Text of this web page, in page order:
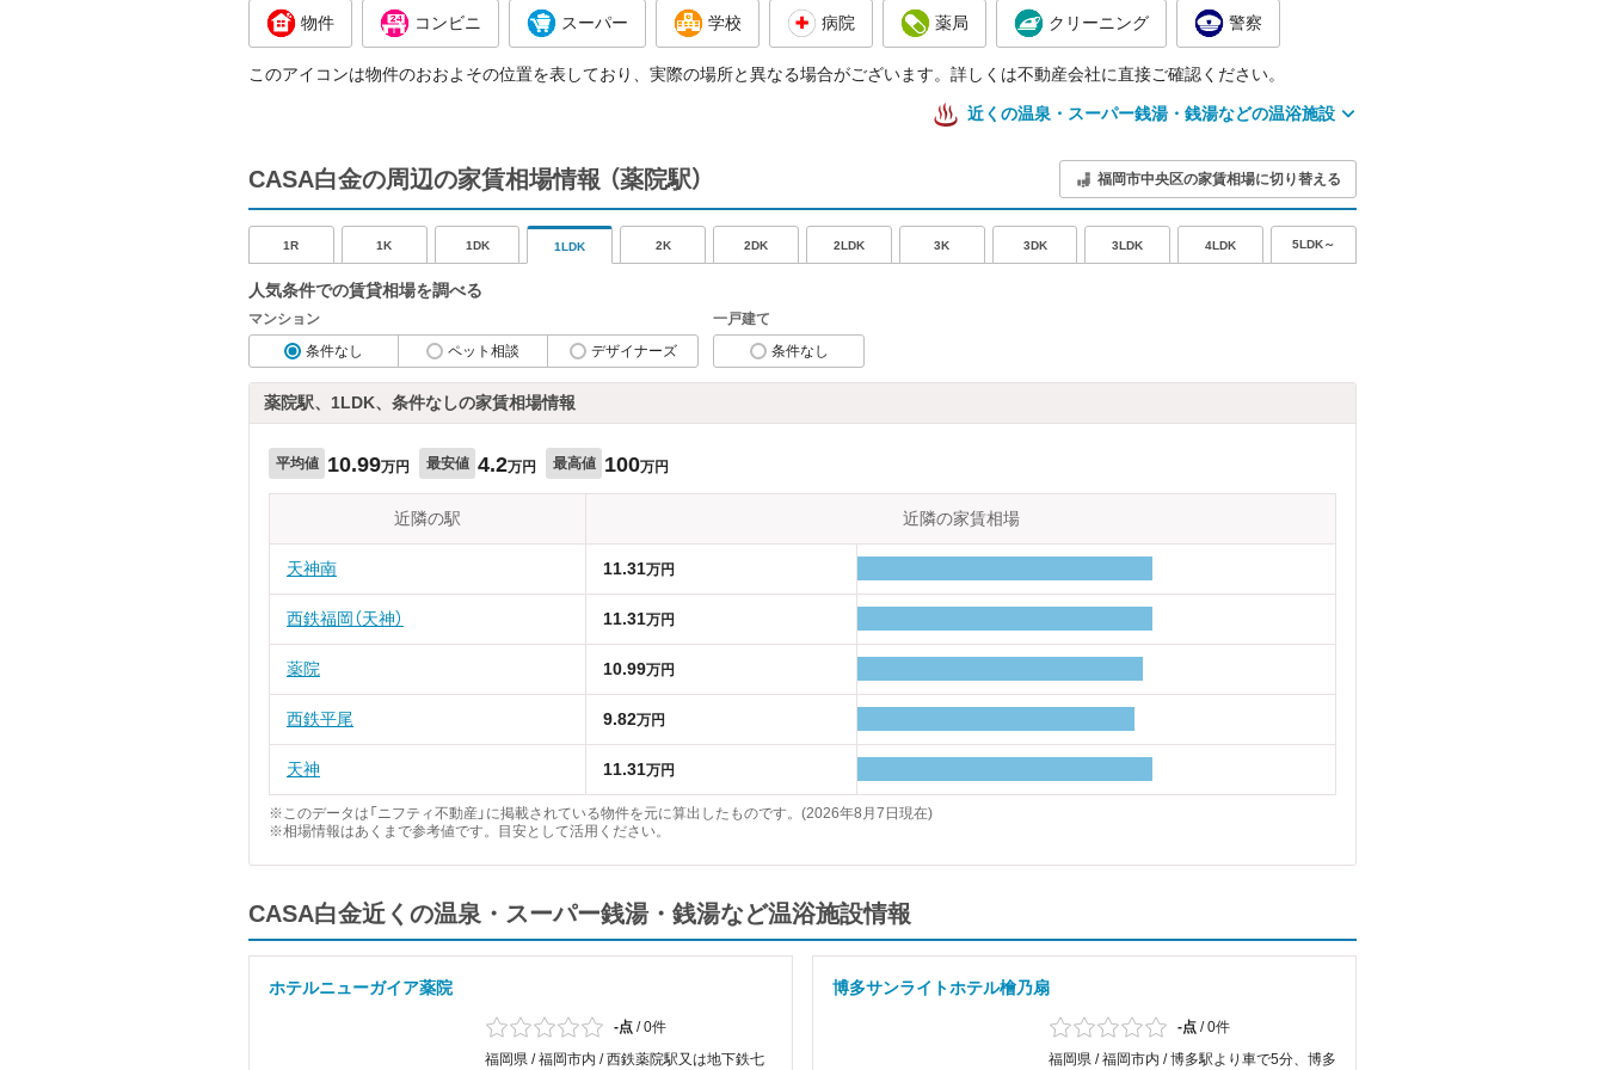
物件 コンビニ スーパー 学校 病院 薬局 クリーニング 警察
このアイコンは物件のおおよその位置を表しており、実際の場所と異なる場合がございます。詳しくは不動産会社に直接ご確認ください。
近くの温泉・スーパー銭湯・銭湯などの温浴施設
CASA白金の周辺の家賃相場情報 （薬院駅） 福岡市中央区の家賃相場に切り替える
1R 1K 1DK 1LDK 2K 2DK 2LDK 3K 3DK 3LDK 4LDK 5LDK～
人気条件での賃貸相場を調べる
マンション
条件なし
ペット相談 デザイナーズ
一戸建て
条件なし
薬院駅、1LDK、条件なしの家賃相場情報
平均値 10.99万円 最安値 4.2万円 最高値 100万円
近隣の駅 近隣の家賃相場
天神南 11.31万円
西鉄福岡（天神） 11.31万円
薬院 10.99万円
西鉄平尾 9.82万円
天神 11.31万円
※このデータは「ニフティ不動産」に掲載されている物件を元に算出したものです。(2026年8月7日現在)
※相場情報はあくまで参考値です。目安として活用ください。
CASA白金近くの温泉・スーパー銭湯・銭湯など温浴施設情報
ホテルニューガイア薬院
-点 /0件
福岡県 / 福岡市内 / 西鉄薬院駅又は地下鉄七
博多サンライトホテル檜乃扇
-点 /0件
福岡県 / 福岡市内 / 博多駅より車で5分、博多